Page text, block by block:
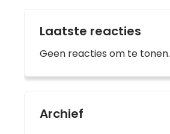
Laatste reacties
Geen reacties om te tonen.
Archief